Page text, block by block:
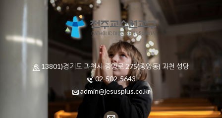
13801)경기도 과천시 중앙로 275(중앙동) 과천 성당
02-502-5643
admin@jesusplus.co.kr